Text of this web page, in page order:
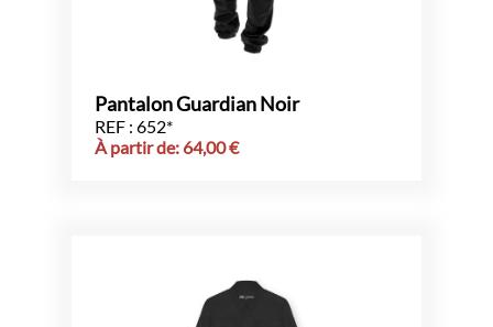
Pantalon Guardian Noir
REF : 652*
À partir de: 64,00€